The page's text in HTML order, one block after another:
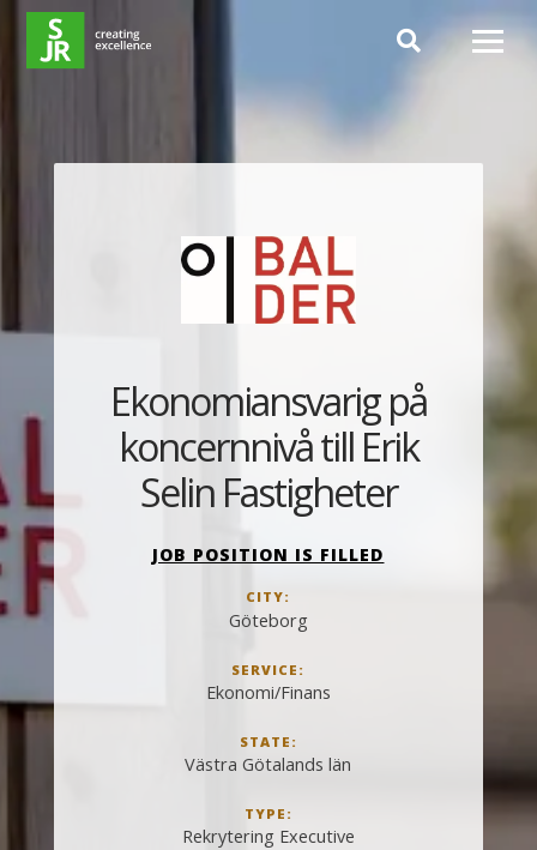
Hoppa till innehåll
JOB POSITION IS FILLED
CITY:
Göteborg
SERVICE:
Ekonomi/Finans
STATE:
Västra Götalands län
TYPE:
Rekrytering Executive
Ekonomiansvarig på
koncernnivå till Erik
Selin Fastigheter